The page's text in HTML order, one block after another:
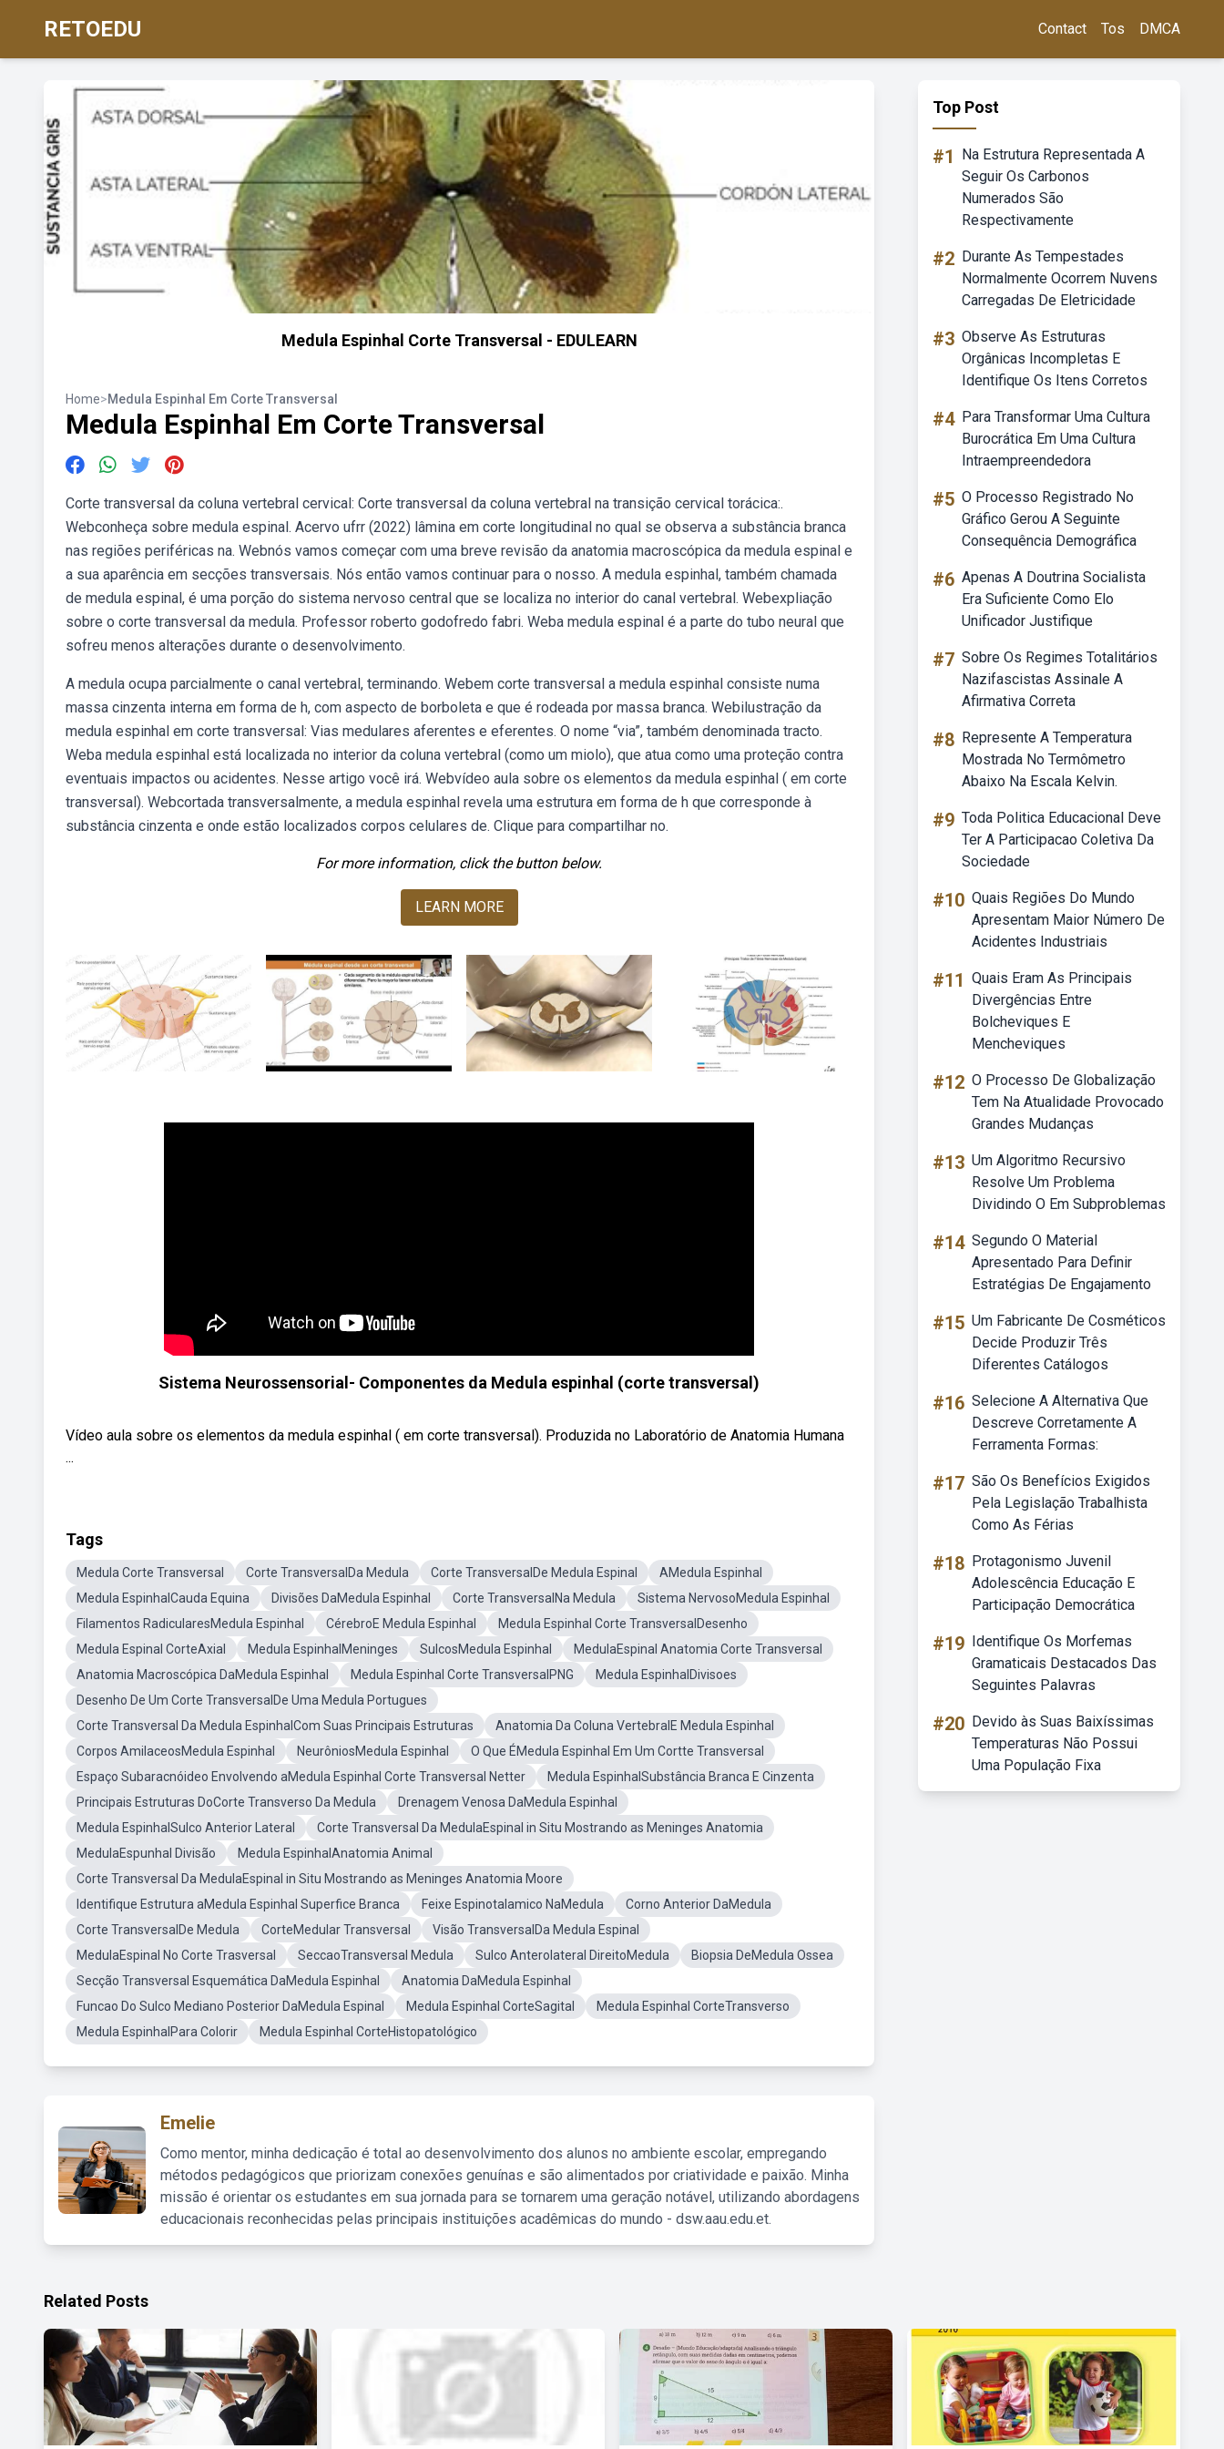
RETOEDU Contact Tos DMCA
Medula Espinhal Corte Transversal - EDULEARN
Home>Medula Espinhal Em Corte Transversal
Medula Espinhal Em Corte Transversal
Corte transversal da coluna vertebral cervical: Corte transversal da coluna vertebral na transição cervical torácica:.
Webconheça sobre medula espinal. Acervo ufrr (2022) lâmina em corte longitudinal no qual se observa a substância branca
nas regiões periféricas na. Webnós vamos começar com uma breve revisão da anatomia macroscópica da medula espinal e
a sua aparência em secções transversais. Nós então vamos continuar para o nosso. A medula espinhal, também chamada
de medula espinal, é uma porção do sistema nervoso central que se localiza no interior do canal vertebral. Webexpliação
sobre o corte transversal da medula. Professor roberto godofredo fabri. Weba medula espinal é a parte do tubo neural que
sofreu menos alterações durante o desenvolvimento.
A medula ocupa parcialmente o canal vertebral, terminando. Webem corte transversal a medula espinhal consiste numa
massa cinzenta interna em forma de h, com aspecto de borboleta e que é rodeada por massa branca. Webilustração da
medula espinhal em corte transversal: Vias medulares aferentes e eferentes. O nome “via”, também denominada tracto.
Weba medula espinhal está localizada no interior da coluna vertebral (como um miolo), que atua como uma proteção contra
eventuais impactos ou acidentes. Nesse artigo você irá. Webvídeo aula sobre os elementos da medula espinhal ( em corte
transversal). Webcortada transversalmente, a medula espinhal revela uma estrutura em forma de h que corresponde à
substância cinzenta e onde estão localizados corpos celulares de. Clique para compartilhar no.
For more information, click the button below.
LEARN MORE
Sistema Neurossensorial- Componentes da Medula espinhal (corte transversal)
Vídeo aula sobre os elementos da medula espinhal ( em corte transversal). Produzida no Laboratório de Anatomia Humana
...
Tags
Medula Corte Transversal Corte TransversalDa Medula Corte TransversalDe Medula Espinal
AMedula Espinhal
Medula EspinhalCauda Equina
Divisões DaMedula Espinhal Corte TransversalNa Medula
Sistema NervosoMedula Espinhal
Filamentos RadicularesMedula Espinhal
CérebroE Medula Espinhal
Medula Espinhal Corte TransversalDesenho
Medula Espinal CorteAxial
Medula EspinhalMeninges SulcosMedula Espinhal
MedulaEspinal Anatomia Corte Transversal
Anatomia Macroscópica DaMedula Espinhal
Medula Espinhal Corte TransversalPNG
Medula EspinhalDivisoes
Desenho De Um Corte TransversalDe Uma Medula Portugues
Corte Transversal Da Medula EspinhalCom Suas Principais Estruturas
Anatomia Da Coluna VertebralE Medula Espinhal
Corpos AmilaceosMedula Espinhal
NeurôniosMedula Espinhal
O Que ÉMedula Espinhal Em Um Cortte Transversal
Espaço Subaracnóideo Envolvendo aMedula Espinhal Corte Transversal Netter
Medula EspinhalSubstância Branca E Cinzenta
Principais Estruturas DoCorte Transverso Da Medula
Drenagem Venosa DaMedula Espinhal
Medula EspinhalSulco Anterior Lateral
Corte Transversal Da MedulaEspinal in Situ Mostrando as Meninges Anatomia
MedulaEspunhal Divisão
Medula EspinhalAnatomia Animal
Corte Transversal Da MedulaEspinal in Situ Mostrando as Meninges Anatomia Moore
Identifique Estrutura aMedula Espinhal Superfice Branca
Feixe Espinotalamico NaMedula
Corno Anterior DaMedula
Corte TransversalDe Medula
CorteMedular Transversal
Visão TransversalDa Medula Espinal
MedulaEspinal No Corte Trasversal
SeccaoTransversal Medula Sulco Anterolateral DireitoMedula
Biopsia DeMedula Ossea
Secção Transversal Esquemática DaMedula Espinhal
Anatomia DaMedula Espinhal
Funcao Do Sulco Mediano Posterior DaMedula Espinal
Medula Espinhal CorteSagital
Medula Espinhal CorteTransverso
Medula EspinhalPara Colorir
Medula Espinhal CorteHistopatológico
Emelie
Como mentor, minha dedicação é total ao desenvolvimento dos alunos no ambiente escolar, empregando
métodos pedagógicos que priorizam conexões genuínas e são alimentados por criatividade e paixão. Minha
missão é orientar os estudantes em sua jornada para se tornarem uma geração notável, utilizando abordagens
educacionais reconhecidas pelas principais instituições acadêmicas do mundo - dsw.aau.edu.et.
Top Post
#1
Na Estrutura Representada A
Seguir Os Carbonos
Numerados São
Respectivamente
#2 Durante As Tempestades
Normalmente Ocorrem Nuvens
Carregadas De Eletricidade
#3 Observe As Estruturas
Orgânicas Incompletas E
Identifique Os Itens Corretos
#4 Para Transformar Uma Cultura
Burocrática Em Uma Cultura
Intraempreendedora
#5 O Processo Registrado No
Gráfico Gerou A Seguinte
Consequência Demográfica
#6 Apenas A Doutrina Socialista
Era Suficiente Como Elo
Unificador Justifique
#7 Sobre Os Regimes Totalitários
Nazifascistas Assinale A
Afirmativa Correta
#8 Represente A Temperatura
Mostrada No Termômetro
Abaixo Na Escala Kelvin.
#9 Toda Politica Educacional Deve
Ter A Participacao Coletiva Da
Sociedade
#10 Quais Regiões Do Mundo
Apresentam Maior Número De
Acidentes Industriais
#11 Quais Eram As Principais
Divergências Entre
Bolcheviques E
Mencheviques
#12 O Processo De Globalização
Tem Na Atualidade Provocado
Grandes Mudanças
#13 Um Algoritmo Recursivo
Resolve Um Problema
Dividindo O Em Subproblemas
#14 Segundo O Material
Apresentado Para Definir
Estratégias De Engajamento
#15 Um Fabricante De Cosméticos
Decide Produzir Três
Diferentes Catálogos
#16 Selecione A Alternativa Que
Descreve Corretamente A
Ferramenta Formas:
#17 São Os Benefícios Exigidos
Pela Legislação Trabalhista
Como As Férias
#18 Protagonismo Juvenil
Adolescência Educação E
Participação Democrática
#19 Identifique Os Morfemas
Gramaticais Destacados Das
Seguintes Palavras
#20 Devido às Suas Baixíssimas
Temperaturas Não Possui
Uma População Fixa
Related Posts